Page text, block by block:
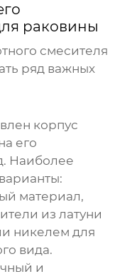
раковины
смесителя
ряд важных
корпус
его
Наиболее
материал,
из латуни
никелем для
вида.
и